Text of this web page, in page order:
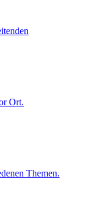
Ort.
Themen.